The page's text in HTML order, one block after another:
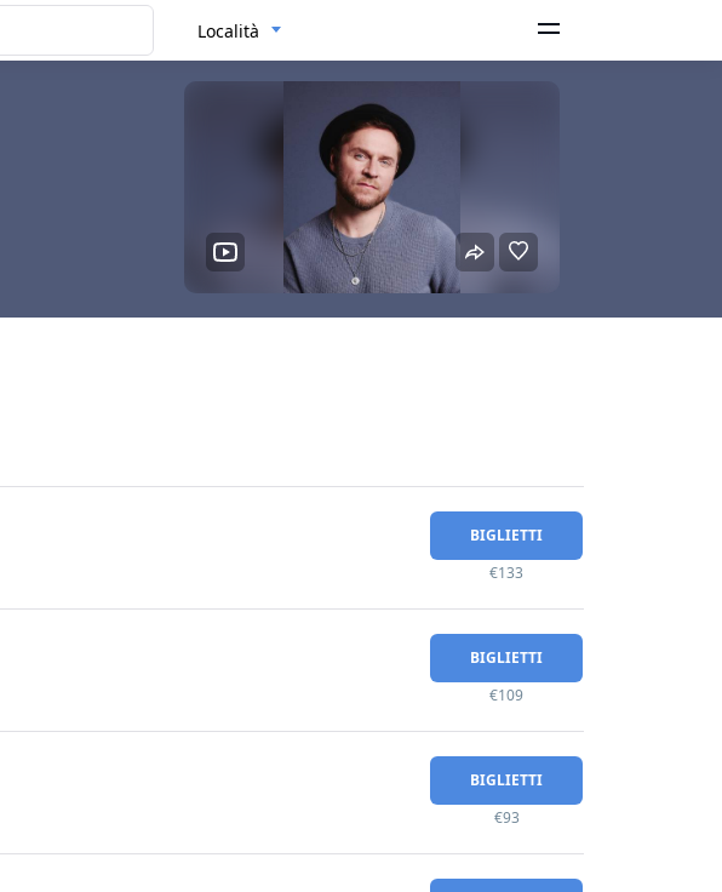
Località
BIGLIETTI
€133
BIGLIETTI
€109
BIGLIETTI
€93